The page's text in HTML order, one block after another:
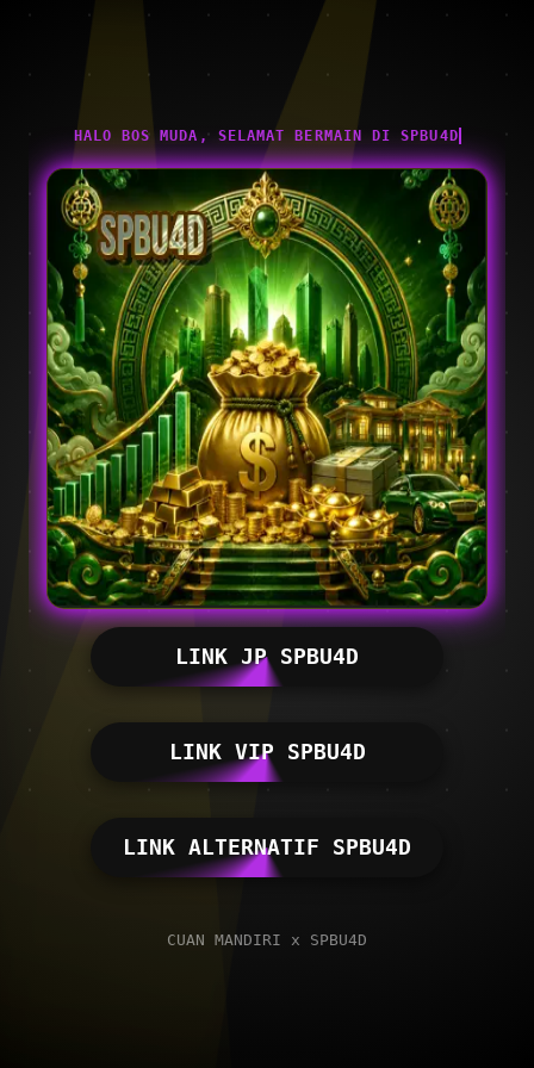
HALO BOS MUDA, SELAMAT BERMAIN DI SPBU4D
LINK JP SPBU4D
LINK VIP SPBU4D
LINK ALTERNATIF SPBU4D
CUAN MANDIRI x SPBU4D